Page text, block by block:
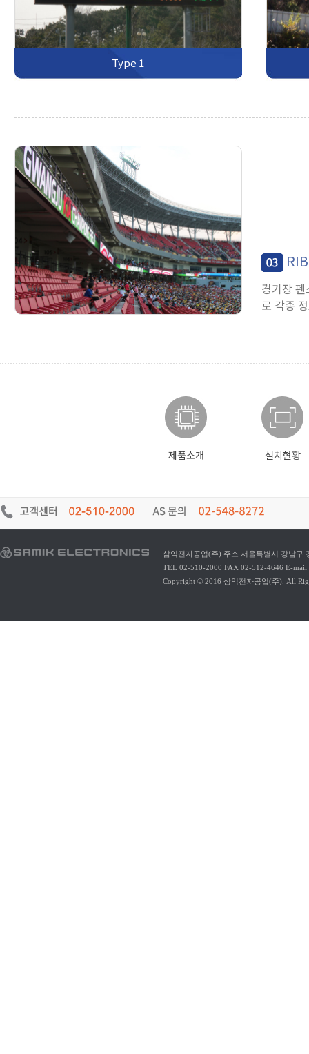
Type 1
경기장
로 각종
제품소개 설치현황
삼익전자공업(주) 주소 서울특별시 강남구
TEL 02-510-2000 FAX 02-512-4646 E-mail
Copyright © 2016 삼익전자공업(주). All